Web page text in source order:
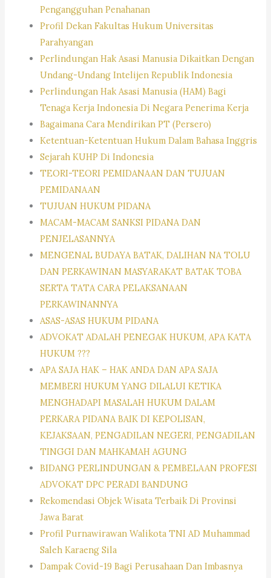
Pengangguhan Penahanan
Profil Dekan Fakultas Hukum Universitas
Parahyangan
Perlindungan Hak Asasi Manusia Dikaitkan Dengan
Undang-Undang Intelijen Republik Indonesia
Perlindungan Hak Asasi Manusia (HAM) Bagi
Tenaga Kerja Indonesia Di Negara Penerima Kerja
Bagaimana Cara Mendirikan PT (Persero)
Ketentuan-Ketentuan Hukum Dalam Bahasa Inggris
Sejarah KUHP Di Indonesia
TEORI-TEORI PEMIDANAAN DAN TUJUAN
PEMIDANAAN
TUJUAN HUKUM PIDANA
MACAM-MACAM SANKSI PIDANA DAN
PENJELASANNYA
MENGENAL BUDAYA BATAK, DALIHAN NA TOLU
DAN PERKAWINAN MASYARAKAT BATAK TOBA
SERTA TATA CARA PELAKSANAAN
PERKAWINANNYA
ASAS-ASAS HUKUM PIDANA
ADVOKAT ADALAH PENEGAK HUKUM, APA KATA
HUKUM ???
APA SAJA HAK – HAK ANDA DAN APA SAJA
MEMBERI HUKUM YANG DILALUI KETIKA
MENGHADAPI MASALAH HUKUM DALAM
PERKARA PIDANA BAIK DI KEPOLISAN,
KEJAKSAAN, PENGADILAN NEGERI, PENGADILAN
TINGGI DAN MAHKAMAH AGUNG
BIDANG PERLINDUNGAN & PEMBELAAN PROFESI
ADVOKAT DPC PERADI BANDUNG
Rekomendasi Objek Wisata Terbaik Di Provinsi
Jawa Barat
Profil Purnawirawan Walikota TNI AD Muhammad
Saleh Karaeng Sila
Dampak Covid-19 Bagi Perusahaan Dan Imbasnya